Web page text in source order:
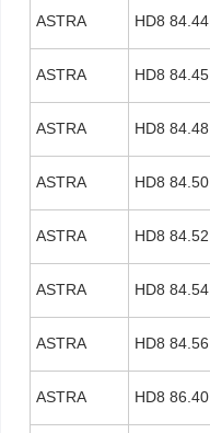
ASTRA HD8 84.44
ASTRA HD8 84.45
ASTRA HD8 84.48
ASTRA HD8 84.50
ASTRA HD8 84.52
ASTRA HD8 84.54
ASTRA HD8 84.56
ASTRA HD8 86.40